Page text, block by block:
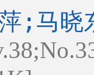
;马